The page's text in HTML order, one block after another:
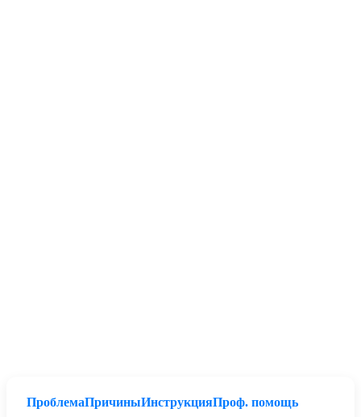
ПроблемаПричиныИнструкцияПроф. помощь